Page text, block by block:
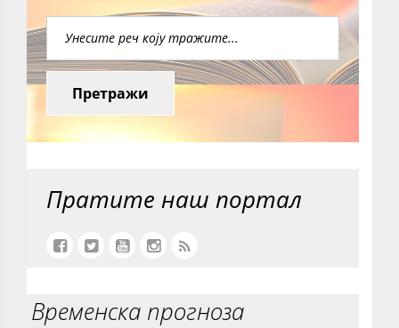
Претражи
Пратите наш портал
Временска прогноза